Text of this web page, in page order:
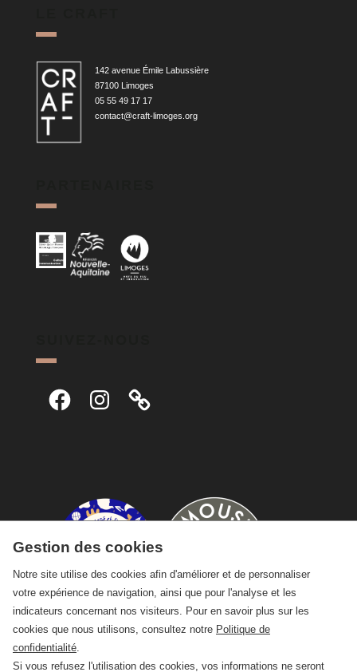
142 avenue Émile Labussière
87100 Limoges
05 55 49 17 17
contact@craft-limoges.org
FacebookInstagram
Gestion des cookies
Notre site utilise des cookies afin d'améliorer et de personnaliser
votre expérience de navigation, ainsi que pour l'analyse et les
indicateurs concernant nos visiteurs. Pour en savoir plus sur les
cookies que nous utilisons, consultez notre Politique de
confidentialité
Si vous refusez l'utilisation des cookies, vos informations ne seront